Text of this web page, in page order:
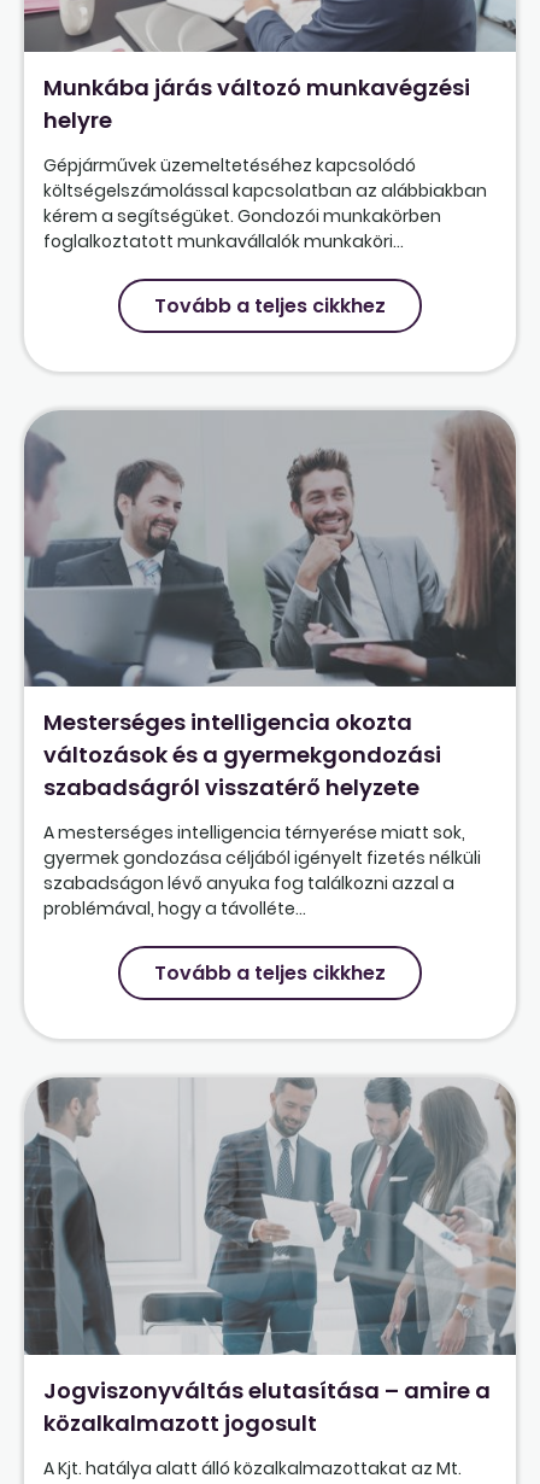
Munkába járás változó munkavégzési
helyre
Gépjárművek üzemeltetéséhez kapcsolódó
költségelszámolással kapcsolatban az alábbiakban
kérem a segítségüket. Gondozói munkakörben
foglalkoztatott munkavállalók munkaköri...
Tovább a teljes cikkhez
Mesterséges intelligencia okozta
változások és a gyermekgondozási
szabadságról visszatérő helyzete
A mesterséges intelligencia térnyerése miatt sok,
gyermek gondozása céljából igényelt fizetés nélküli
szabadságon lévő anyuka fog találkozni azzal a
problémával, hogy a távolléte...
Tovább a teljes cikkhez
Jogviszonyváltás elutasítása – amire a
közalkalmazott jogosult
A Kjt. hatálya alatt álló közalkalmazottakat az Mt.